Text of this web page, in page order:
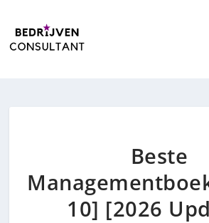
Beste
10] [2026